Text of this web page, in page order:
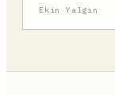
Ekin Yalgın